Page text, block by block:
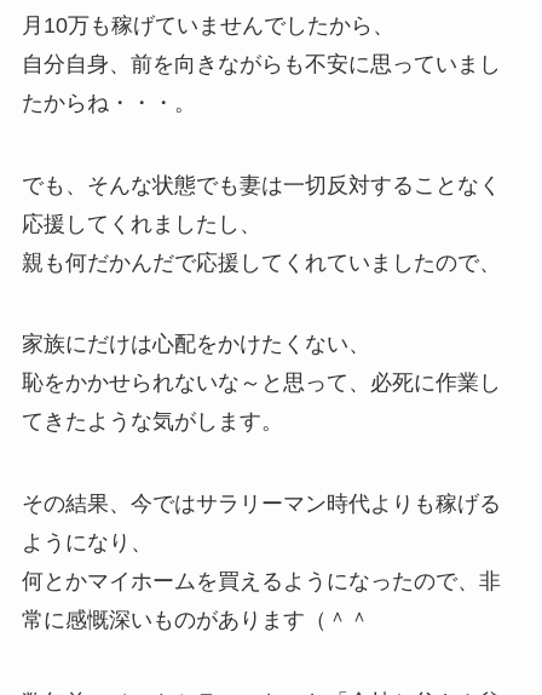
月10万も稼げていませんでしたから、
自分自身、前を向きながらも不安に思っていまし
たからね・・・。
でも、そんな状態でも妻は一切反対することなく
応援してくれましたし、
親も何だかんだで応援してくれていましたので、
家族にだけは心配をかけたくない、
恥をかかせられないな～と思って、必死に作業し
てきたような気がします。
その結果、今ではサラリーマン時代よりも稼げる
ようになり、
何とかマイホームを買えるようになったので、非
常に感慨深いものがあります（＾＾